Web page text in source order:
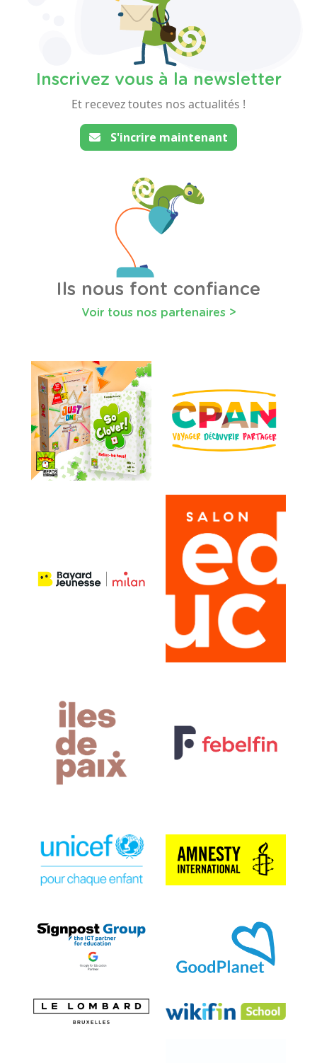
Inscrivez vous à la newsletter
Et recevez toutes nos actualités !
S'incrire maintenant
Ils nous font confiance
Voir tous nos partenaires >